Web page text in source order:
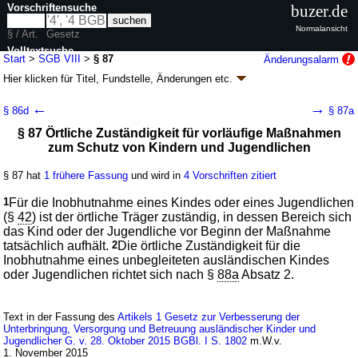
Start >SGB VIII >§ 87
Änderungsalarm
Hier klicken fürTitel, Fundstelle, Änderungen etc.
(VIII) Kinder- und Jugendhilfe (SGB VIII)
neugefasst durch B. v. 11.09.2012BGBl. I S. 2022; zuletzt geändert durch
G. v. 23.04.2026BGBl. 2026 I Nr. 111
74 weitere Fassungen | Drucksachen / Entwurf / Begründung
wird in 236 Vorschriften zitiert
Siebtes Kapitel Zuständigkeit, Kostenerstattung
Zweiter Abschnitt Örtliche Zuständigkeit
Zweiter Unterabschnitt Örtliche Zuständigkeit für
andere Aufgaben
§ 86d ← → § 87a
§ 87 Örtliche Zuständigkeit für vorläufige Maßnahmen
zum Schutz von Kindern und Jugendlichen
§ 87 hat 1 frühere Fassung und wird in4 Vorschriften zitiert
1Für die Inobhutnahme eines Kindes oder eines Jugendlichen
(§42) ist der örtliche Träger zuständig, in dessen Bereich sich
das Kind oder der Jugendliche vor Beginn der Maßnahme
tatsächlich aufhält.2Die örtliche Zuständigkeit für die
Inobhutnahme eines unbegleiteten ausländischen Kindes
oder Jugendlichen richtet sich nach §88a Absatz 2.
Text in der Fassung desArtikels 1 Gesetz zur Verbesserung der
Unterbringung, Versorgung und Betreuung ausländischer Kinder und
Jugendlicher G. v. 28. Oktober 2015 BGBl. I S. 1802 m.W.v.
1. November 2015
Vorschriftensuche
§ / Art.
Gesetz
Volltextsuche
nur in SGB VIII
buzer.de
Normalansicht